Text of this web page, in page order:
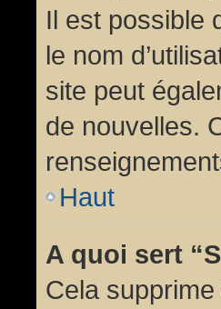
Il est possible
le nom
site peut
de nouvelles.
Haut
A quoi sert
Cela